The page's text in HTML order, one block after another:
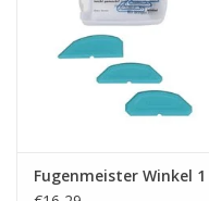
Fugenmeister Winkel 1